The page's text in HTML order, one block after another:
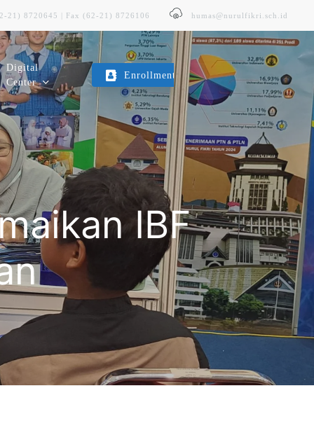
21) 8720645 | Fax (62-21) 8726106 humas@nurulfikri.sch.id
Digital
Center
E-Trans
Layanan Transportasi Sekolah
Kopeg SITNF
Koperasi Karyawan & Guru
Enrollment
IBF